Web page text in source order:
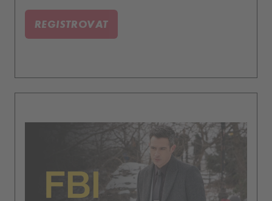
REGISTROVAT